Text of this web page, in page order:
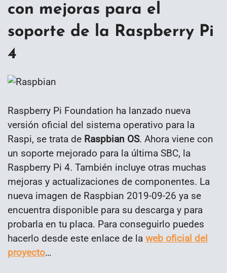
con mejoras para el
soporte de la Raspberry Pi
4
Raspberry Pi Foundation ha lanzado nueva
versión oficial del sistema operativo para la
Raspi, se trata de Raspbian OS. Ahora viene con
un soporte mejorado para la última SBC, la
Raspberry Pi 4. También incluye otras muchas
mejoras y actualizaciones de componentes. La
nueva imagen de Raspbian 2019-09-26 ya se
encuentra disponible para su descarga y para
probarla en tu placa. Para conseguirlo puedes
hacerlo desde este enlace de la web oficial del
proyecto…